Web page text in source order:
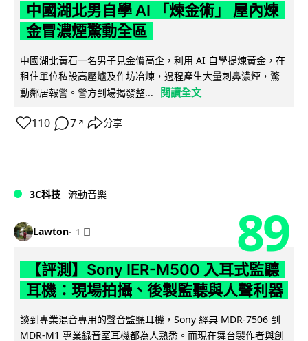
中國湖北男自學 AI 「煉金術」 屋內煉
金冒濃煙驚動全區
中國湖北黃石一名男子見金價高企，利用 AI 自學提煉黃金，在
租住單位私設高壓爐及作坊冶煉，過程產生大量刺鼻濃煙，驚
動鄰居報警。警方到場揭發整...
閱讀全文
110 7 ↗ 分享
3C科技 流動音樂
Lawton 1 日 89
【評測】Sony IER-M500 入耳式監聽
耳機：現場拍攝、後製監聽與人聲利器
談到專業混音專用的聲音監聽耳機，Sony 經典 MDR-7506 到
MDR-M1 專業錄音室耳機都為人熟悉。而現在舞台製作者與創